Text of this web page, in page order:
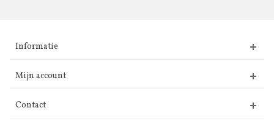
Informatie
Mijn account
Contact